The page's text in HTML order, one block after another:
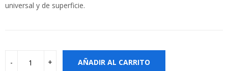
universal y de superficie.
AÑADIR AL CARRITO